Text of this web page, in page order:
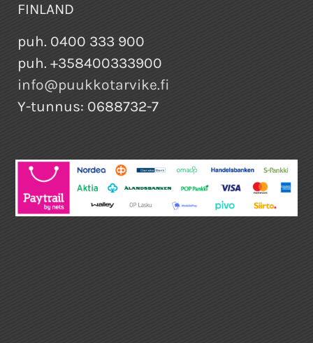
FINLAND
puh. 0400 333 900
puh. +358400333900
info@puukkotarvike.fi
Y-tunnus: 0688732-7